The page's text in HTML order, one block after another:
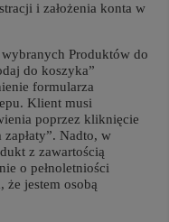
i założenia konta w
Produktów do
do koszyka”
formularza
Klient musi
poprzez kliknięcie
Nadto, w
z zawartością
o pełnoletniości
jestem osobą